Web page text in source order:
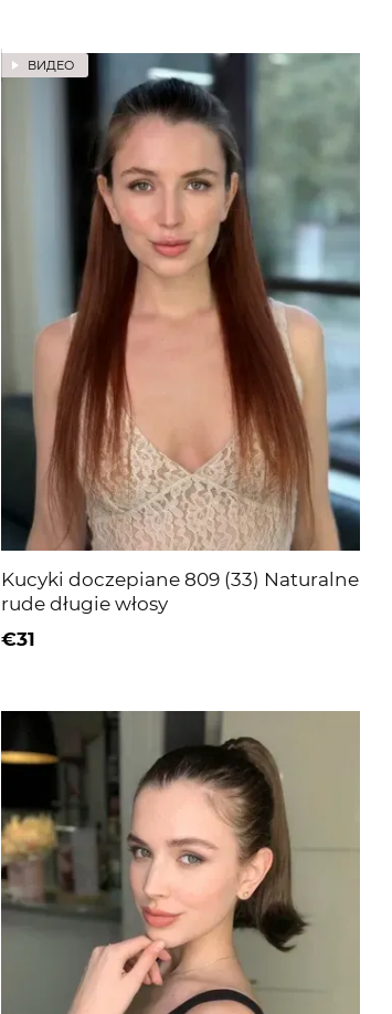
ВИДЕО
Kucyki doczepiane 809 (33) Naturalne
rude długie włosy
€31